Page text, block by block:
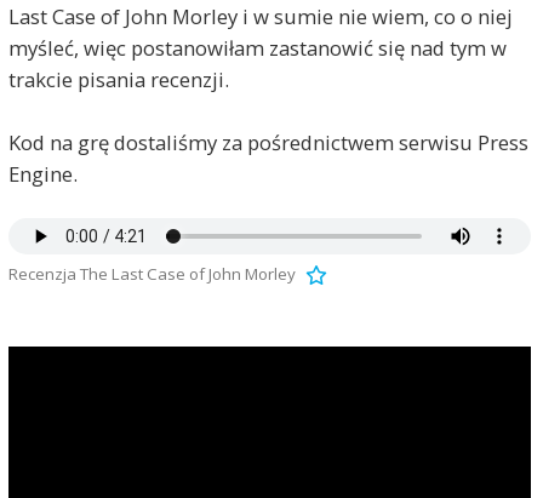
Last Case of John Morley i w sumie nie wiem, co o niej
myśleć, więc postanowiłam zastanowić się nad tym w
trakcie pisania recenzji.
Kod na grę dostaliśmy za pośrednictwem serwisu Press
Engine.
Recenzja The Last Case of John Morley